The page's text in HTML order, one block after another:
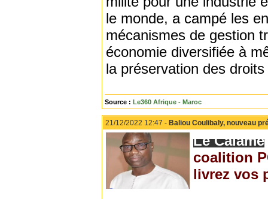
le monde, a campé les
mécanismes de gestion
économie diversifiée à
la préservation des
Source : Le360 Afrique - Maroc
21/12/2022 12:47 - Baliou Coulibaly, nouveau
Le Calame
coalition
livrez vos